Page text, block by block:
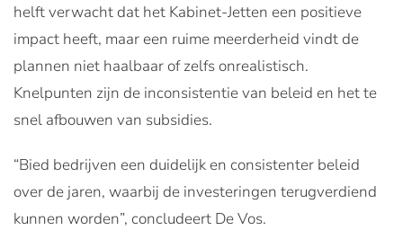
helft verwacht dat het Kabinet-Jetten een positieve
impact heeft, maar een ruime meerderheid vindt de
plannen niet haalbaar of zelfs onrealistisch.
Knelpunten zijn de inconsistentie van beleid en het te
snel afbouwen van subsidies.
“Bied bedrijven een duidelijk en consistenter beleid
over de jaren, waarbij de investeringen terugverdiend
kunnen worden”, concludeert De Vos.